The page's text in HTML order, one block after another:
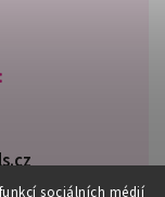
sociálních médií